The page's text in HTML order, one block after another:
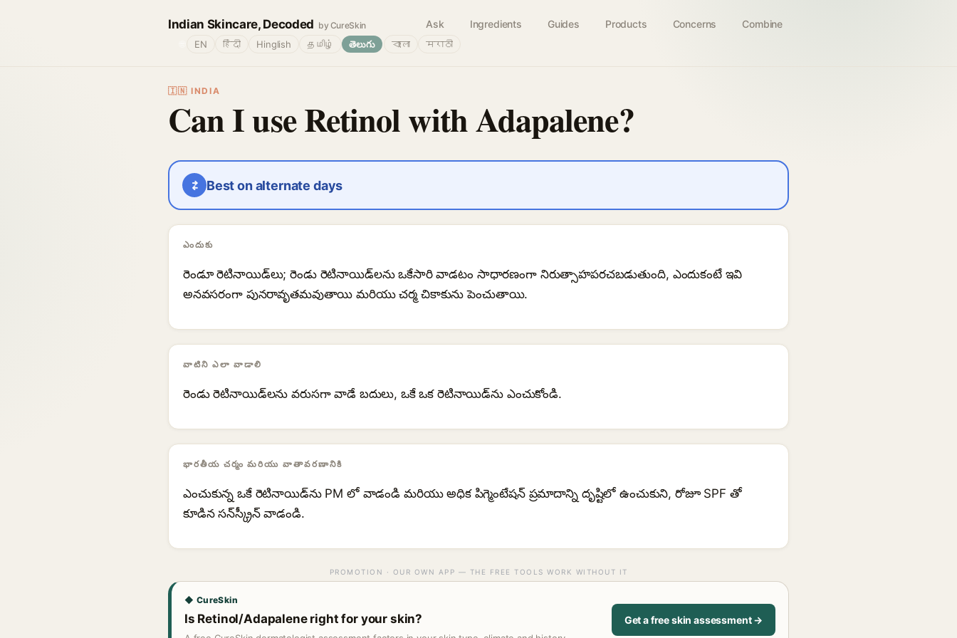
Indian Skincare, Decoded by CureSkin Ask Ingredients Guides Products Concerns Combine
EN हिंदी Hinglish தமிழ் తెలుగు বাংলা मराठी
🇮🇳 INDIA
Can I use Retinol with Adapalene?
⇄ Best on alternate days
ఎందుకు
రెండూ రెటినాయిడ్‌లు; రెండు రెటినాయిడ్‌లను ఒకేసారి వాడటం సాధారణంగా నిరుత్సాహపరచబడుతుంది, ఎందుకంటే ఇవి
అనవసరంగా పునరావృతమవుతాయి మరియు చర్మ చికాకును పెంచుతాయి.
వాటిని ఎలా వాడాలి
రెండు రెటినాయిడ్‌లను వరుసగా వాడే బదులు, ఒకే ఒక రెటినాయిడ్‌ను ఎంచుకోండి.
భారతీయ చర్మం మరియు వాతావరణానికి
ఎంచుకున్న ఒకే రెటినాయిడ్‌ను PM లో వాడండి మరియు అధిక పిగ్మెంటేషన్ ప్రమాదాన్ని దృష్టిలో ఉంచుకుని, రోజూ SPF తో
కూడిన సన్‌స్క్రీన్ వాడండి.
PROMOTION · OUR OWN APP — THE FREE TOOLS WORK WITHOUT IT
◆ CureSkin
Is Retinol/Adapalene right for your skin? Get a free skin assessment →